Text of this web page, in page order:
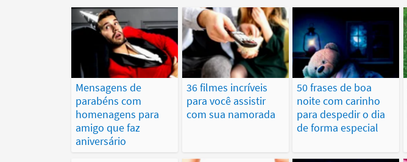
Mensagens de
parabéns com
homenagens para
amigo que faz
aniversário
36 filmes incríveis
para você assistir
com sua namorada
50 frases de boa
noite com carinho
para despedir o dia
de forma especial